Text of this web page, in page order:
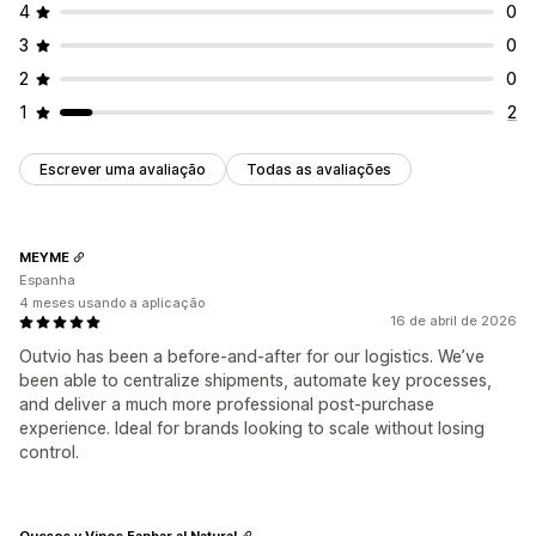
4
0
3
0
2
0
1
2
Escrever uma avaliação Todas as avaliações
16 de abril de 2026
Outvio has been a before-and-after for our logistics. We’ve
been able to centralize shipments, automate key processes,
and deliver a much more professional post-purchase
experience. Ideal for brands looking to scale without losing
control.
MEYME
Espanha
4 meses usando a aplicação